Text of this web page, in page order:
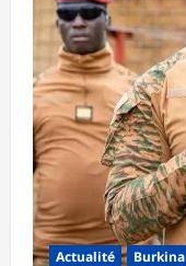
Actualité Burkina